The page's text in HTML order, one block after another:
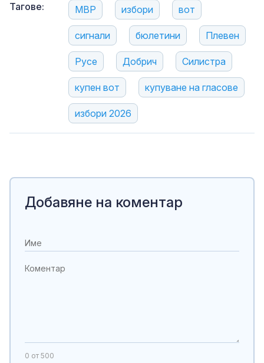
Тагове: МВР избори вот
сигнали бюлетини Плевен
Русе Добрич Силистра
купен вот купуване на гласове
избори 2026
Добавяне на коментар
0 от 500